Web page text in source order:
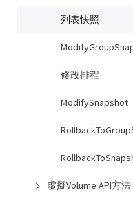
列表快照
修改排程
ModifySnapshot
虛擬Volume API方法